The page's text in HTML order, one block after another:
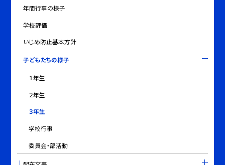
年間行事の様子
学校評価
いじめ防止基本方針
子どもたちの様子
１年生
２年生
３年生
学校行事
委員会・部活動